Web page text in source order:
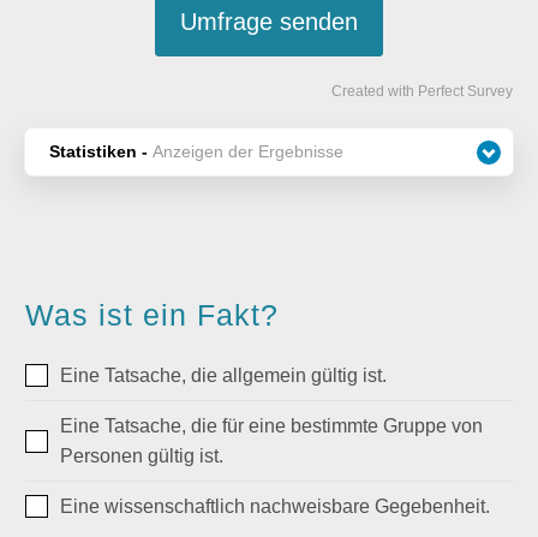
Umfrage senden
Created with Perfect Survey
Statistiken - Anzeigen der Ergebnisse
Was ist ein Fakt?
Eine Tatsache, die allgemein gültig ist.
Eine Tatsache, die für eine bestimmte Gruppe von
Personen gültig ist.
Eine wissenschaftlich nachweisbare Gegebenheit.